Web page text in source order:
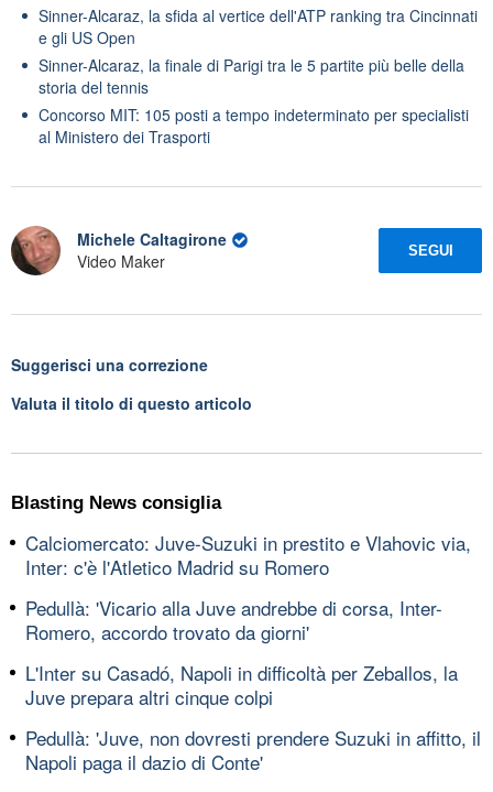
Sinner-Alcaraz, la sfida al vertice dell'ATP ranking tra Cincinnati
e gli US Open
Sinner-Alcaraz, la finale di Parigi tra le 5 partite più belle della
storia del tennis
Concorso MIT: 105 posti a tempo indeterminato per specialisti
al Ministero dei Trasporti
Michele Caltagirone
Video Maker
SEGUI
Suggerisci una correzione
Valuta il titolo di questo articolo
Blasting News consiglia
Calciomercato: Juve-Suzuki in prestito e Vlahovic via,
Inter: c'è l'Atletico Madrid su Romero
Pedullà: 'Vicario alla Juve andrebbe di corsa, Inter-
Romero, accordo trovato da giorni'
L'Inter su Casadó, Napoli in difficoltà per Zeballos, la
Juve prepara altri cinque colpi
Pedullà: 'Juve, non dovresti prendere Suzuki in affitto, il
Napoli paga il dazio di Conte'